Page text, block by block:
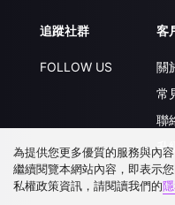
追蹤社群
FOLLOW US
客
關
常
聯
升
為提供您更多優質的服務與內
繼續閱覽本網站內容，即表示
私權政策資訊，請閱讀我們的